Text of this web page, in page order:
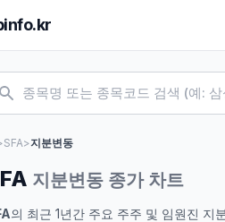
SFA>지분변동
지분변동 종가 차트
의 최근 1년간 주요 주주 및 임원진 지